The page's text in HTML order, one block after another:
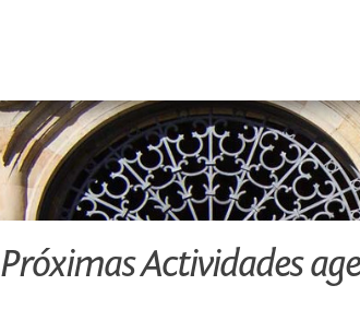
Próximas Actividades